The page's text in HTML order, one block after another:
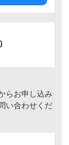
らお申し込み
い合わせくだ